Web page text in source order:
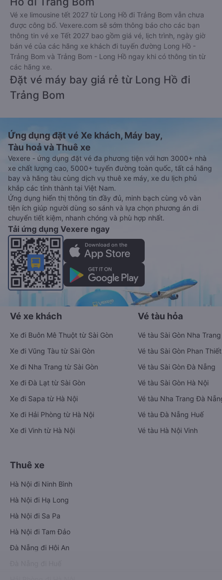
Vé xe limousine tết 2027 từ Long Hồ đi Trảng Bom vẫn chưa
được công bố. Vexere.com sẽ sớm thông báo cho các bạn
thông tin vé xe Tết 2027 bao gồm giá vé, lịch trình, ngày giờ
bán vé của các hãng xe khách đi tuyến đường Long Hồ -
Trảng Bom và Trảng Bom - Long Hồ ngay khi có thông tin từ
các hãng xe.
Đặt vé máy bay giá rẻ từ Long Hồ đi
Trảng Bom
Ứng dụng đặt vé Xe khách, Máy bay,
Tàu hoả và Thuê xe
Vexere - ứng dụng đặt vé đa phương tiện với hơn 3000+ nhà
xe chất lượng cao, 5000+ tuyến đường toàn quốc, tất cả hãng
bay và hãng tàu cùng dịch vụ thuê xe máy, xe du lịch phủ
khắp các tỉnh thành tại Việt Nam.
Ứng dụng hiển thị thông tin đầy đủ, minh bạch cùng vô vàn
tiện ích giúp người dùng so sánh và lựa chọn phương án di
chuyển tiết kiệm, nhanh chóng và phù hợp nhất.
Tải ứng dụng Vexere ngay
Vé xe khách
Xe đi Buôn Mê Thuột từ Sài Gòn
Xe đi Vũng Tàu từ Sài Gòn
Xe đi Nha Trang từ Sài Gòn
Xe đi Đà Lạt từ Sài Gòn
Xe đi Sapa từ Hà Nội
Xe đi Hải Phòng từ Hà Nội
Xe đi Vinh từ Hà Nội
Vé tàu hỏa
Vé tàu Sài Gòn Nha Trang
Vé tàu Sài Gòn Phan Thiết
Vé tàu Sài Gòn Đà Nẵng
Vé tàu Sài Gòn Hà Nội
Vé tàu Nha Trang Đà
Vé tàu Đà Nẵng Huế
Vé tàu Hà Nội Vinh
Thuê xe
Hà Nội đi Ninh Bình
Hà Nội đi Hạ Long
Hà Nội đi Sa Pa
Hà Nội đi Tam Đảo
Đà Nẵng đi Hội An